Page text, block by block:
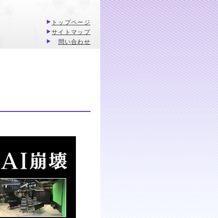
トップページ
サイトマップ
問い合わせ